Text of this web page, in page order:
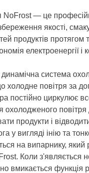
NoFrost — це
збереження якості,
продуктів протягом
електроенергії і
система
холодне повітря за
постійно циркулює
охолодженого
продукти і
у вигляді інію та
на випарнику,
Коли з'являється
вмикається функція